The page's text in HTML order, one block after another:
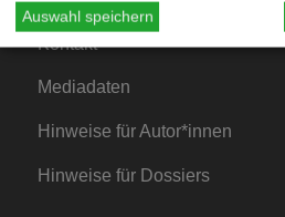
Kontakt
Mediadaten
Hinweise für Autor*innen
Hinweise für Dossiers
Auswahl speichern